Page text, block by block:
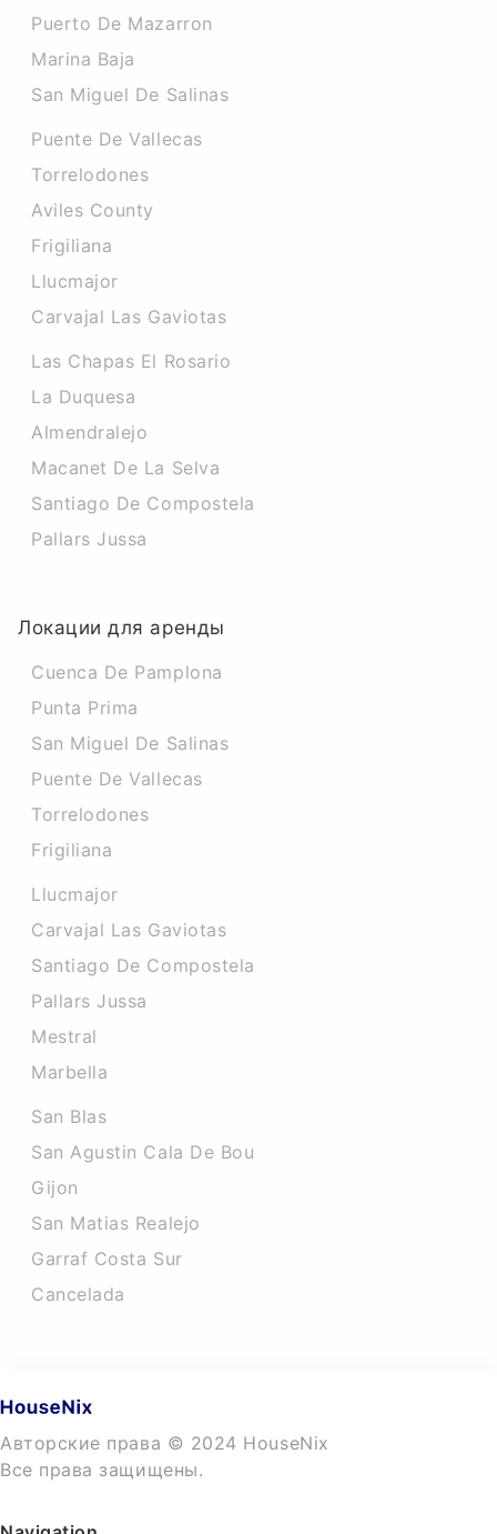
Puerto De Mazarron
Marina Baja
San Miguel De Salinas
Puente De Vallecas
Torrelodones
Aviles County
Frigiliana
Llucmajor
Carvajal Las Gaviotas
Las Chapas El Rosario
La Duquesa
Almendralejo
Macanet De La Selva
Santiago De Compostela
Pallars Jussa
Локации для аренды
Cuenca De Pamplona
Punta Prima
San Miguel De Salinas
Puente De Vallecas
Torrelodones
Frigiliana
Llucmajor
Carvajal Las Gaviotas
Santiago De Compostela
Pallars Jussa
Mestral
Marbella
San Blas
San Agustin Cala De Bou
Gijon
San Matias Realejo
Garraf Costa Sur
Cancelada
Авторские права © 2024 HouseNix
Все права защищены.